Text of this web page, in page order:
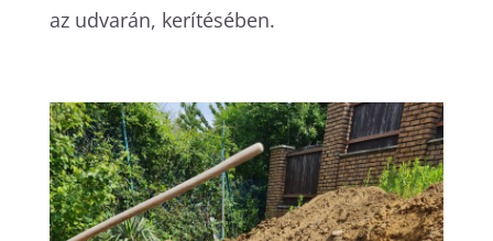
az udvarán, kerítésében.